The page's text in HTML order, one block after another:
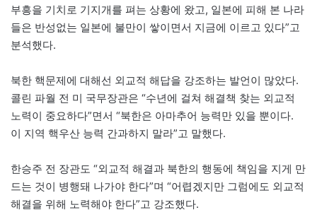
부흥을 기치로 기지개를 펴는 상황에 왔고, 일본에 피해 본 나라
들은 반성없는 일본에 불만이 쌓이면서 지금에 이르고 있다”고
분석했다.
북한 핵문제에 대해선 외교적 해답을 강조하는 발언이 많았다.
콜린 파월 전 미 국무장관은 “수년에 걸쳐 해결책 찾는 외교적
노력이 중요하다”면서 “북한은 아마추어 능력만 있을 뿐이다.
이 지역 핵우산 능력 간과하지 말라”고 말했다.
한승주 전 장관도 “외교적 해결과 북한의 행동에 책임을 지게 만
드는 것이 병행돼 나가야 한다”며 “어렵겠지만 그럼에도 외교적
해결을 위해 노력해야 한다”고 강조했다.